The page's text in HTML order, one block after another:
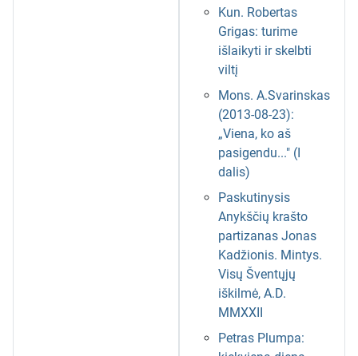
Kun. Robertas
Grigas: turime
išlaikyti ir skelbti
viltį
Mons. A.Svarinskas
(2013-08-23):
„Viena, ko aš
pasigendu..." (I
dalis)
Paskutinysis
Anykščių krašto
partizanas Jonas
Kadžionis. Mintys.
Visų Šventųjų
iškilmė, A.D.
MMXXII
Petras Plumpa: